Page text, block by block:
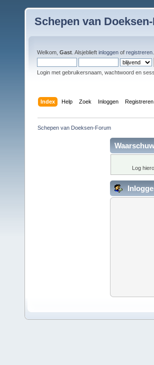
Schepen van
Welkom, Gast . Alsjeblieft inloggen of registreren
Login met gebruikersnaam, wachtwoord en
Index Help Zoek Inloggen Registreren
Schepen van Doeksen-Forum
Log